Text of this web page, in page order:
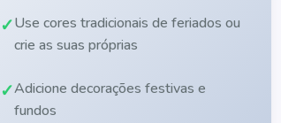
Use cores tradicionais de feriados ou
crie as suas próprias
Adicione decorações festivas e
fundos